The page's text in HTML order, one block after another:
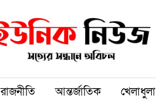
রাজনীতি আন্তর্জাতিক খেলাধুলা